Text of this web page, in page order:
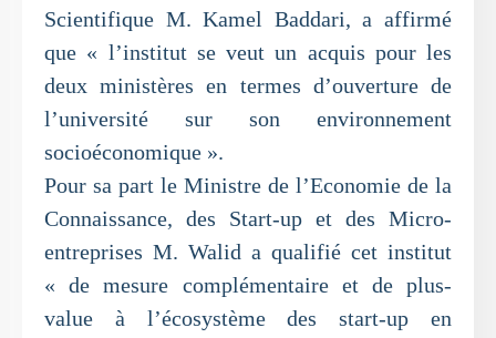
Scientifique M. Kamel Baddari, a affirmé
que « l’institut se veut un acquis pour les
deux ministères en termes d’ouverture de
l’université sur son environnement
socioéconomique ».
Pour sa part le Ministre de l’Economie de la
Connaissance, des Start-up et des Micro-
entreprises M. Walid a qualifié cet institut
« de mesure complémentaire et de plus-
value à l’écosystème des start-up en